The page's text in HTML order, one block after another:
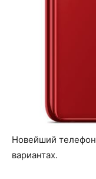
Новейший
вариантах.